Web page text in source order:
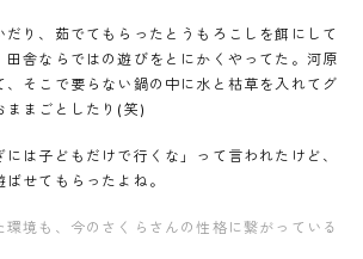
だり、茹でてもらったとうもろこしを餌にして
田舎ならではの遊びをとにかくやってた。河原
、そこで要らない鍋の中に水と枯草を入れてグ
ままごとしたり(笑)
は子どもだけで行くな」って言われたけど、
せてもらったよね。
境も、今のさくらさんの性格に繋がっている